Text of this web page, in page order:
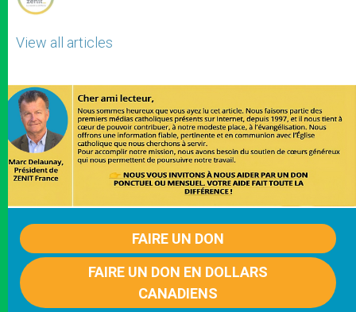
View all articles
FAIRE UN DON
FAIRE UN DON EN DOLLARS
CANADIENS